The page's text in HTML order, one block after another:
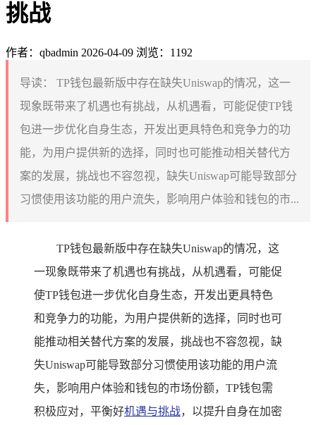
挑战
作者：qbadmin 2026-04-09 浏览：1192
导读：
TP钱包最新版中存在缺失Uniswap的情况，这一
现象既带来了机遇也有挑战，从机遇看，可能促使TP钱
包进一步优化自身生态，开发出更具特色和竞争力的功
能，为用户提供新的选择，同时也可能推动相关替代方
案的发展，挑战也不容忽视，缺失Uniswap可能导致部分
习惯使用该功能的用户流失，影响用户体验和钱包的市...
TP钱包最新版中存在缺失Uniswap的情况，这
一现象既带来了机遇也有挑战，从机遇看，可能促
使TP钱包进一步优化自身生态，开发出更具特色
和竞争力的功能，为用户提供新的选择，同时也可
能推动相关替代方案的发展，挑战也不容忽视，缺
失Uniswap可能导致部分习惯使用该功能的用户流
失，影响用户体验和钱包的市场份额，TP钱包需
积极应对，平衡好机遇与挑战，以提升自身在加密